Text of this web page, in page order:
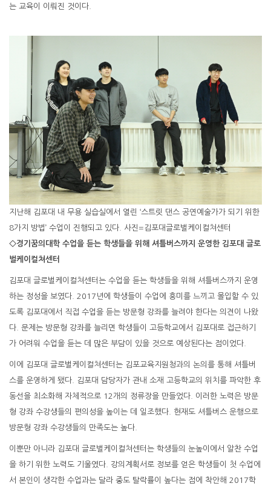
는 교육이 이뤄진 것이다.
지난해 김포대 내 무용 실습실에서 열린 ‘스트릿 댄스 공연예술가가 되기 위한
8가지 방법’ 수업이 진행되고 있다. 사진=김포대글로벌케이컬쳐센터
◇경기꿈의대학 수업을 듣는 학생들을 위해 셔틀버스까지 운영한 김포대 글로
벌케이컬쳐센터
김포대 글로벌케이컬쳐센터는 수업을 듣는 학생들을 위해 셔틀버스까지 운영
하는 정성을 보였다. 2017년에 학생들이 수업에 흥미를 느끼고 몰입할 수 있
도록 김포대에서 직접 수업을 듣는 방문형 강좌를 늘려야 한다는 의견이 나왔
다. 문제는 방문형 강좌를 늘리면 학생들이 고등학교에서 김포대로 접근하기
가 어려워 수업을 듣는 데 많은 부담이 있을 것으로 예상된다는 점이었다.
이에 김포대 글로벌케이컬쳐센터는 김포교육지원청과의 논의를 통해 셔틀버
스를 운영하게 됐다. 김포대 담당자가 관내 소재 고등학교의 위치를 파악한 후
동선을 최소화해 자체적으로 12개의 정류장을 만들었다. 이러한 노력은 방문
형 강좌 수강생들의 편의성을 높이는 데 일조했다. 현재도 셔틀버스 운행으로
방문형 강좌 수강생들의 만족도는 높다.
이뿐만 아니라 김포대 글로벌케이컬쳐센터는 학생들의 눈높이에서 알찬 수업
을 하기 위한 노력도 기울였다. 강의계획서로 정보를 얻은 학생들이 첫 수업에
서 본인이 생각한 수업과는 달라 중도 탈락률이 높다는 점에 착안해 2017학